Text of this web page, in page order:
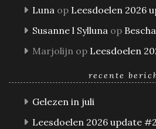
Luna op Leesdoelen 2026
Susanne l Sylluna op
Marjolijn op Leesdoelen
recente
Gelezen in juli
Leesdoelen 2026 update #2